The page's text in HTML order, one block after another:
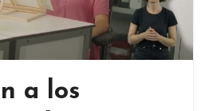
a los